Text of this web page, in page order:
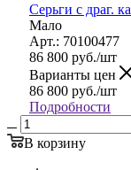
Серьги с драг.
Мало
Арт.: 70100477
86 800 руб./шт
Варианты цен
86 800 руб./шт
Подробности
В корзину